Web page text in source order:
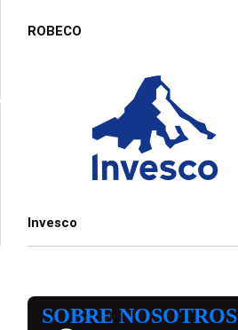
ROBECO
Invesco
SOBRE NOSOTROS